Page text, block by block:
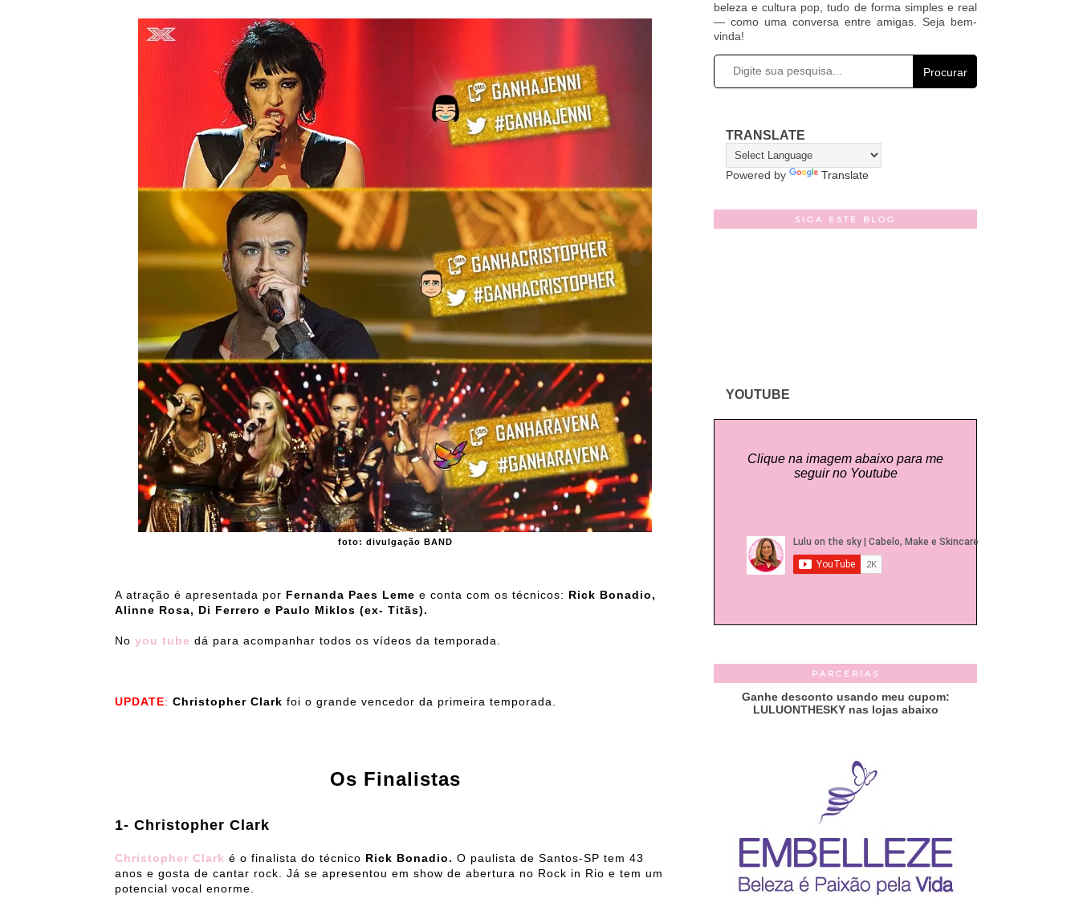
foto: divulgação BAND
A atração é apresentada por Fernanda Paes Leme e conta com os técnicos: Rick Bonadio,
Alinne Rosa, Di Ferrero e Paulo Miklos (ex- Titãs).
No you tube dá para acompanhar todos os vídeos da temporada.
UPDATE: Christopher Clark foi o grande vencedor da primeira temporada.
Os Finalistas
1- Christopher Clark
Christopher Clark é o finalista do técnico Rick Bonadio. O paulista de Santos-SP tem 43
anos e gosta de cantar rock. Já se apresentou em show de abertura no Rock in Rio e tem um
potencial vocal enorme.
beleza e cultura pop, tudo de forma simples e real
— como uma conversa entre amigas. Seja bem-
vinda!
Procurar
TRANSLATE
Powered by Translate
SIGA ESTE BLOG
YOUTUBE
Clique na imagem abaixo para me
seguir no Youtube
PARCERIAS
Ganhe desconto usando meu cupom:
LULUONTHESKY nas lojas abaixo